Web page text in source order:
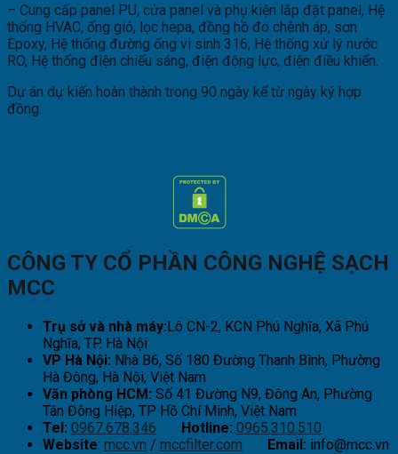
– Cung cấp panel PU, cửa panel và phụ kiện lắp đặt panel, Hệ
thống HVAC, ống gió, lọc hepa, đồng hồ đo chênh áp, sơn
Epoxy, Hệ thống đường ống vi sinh 316, Hệ thống xử lý nước
RO, Hệ thống điện chiếu sáng, điện động lực, điện điều khiển.
Dự án dự kiến hoàn thành trong 90 ngày kể từ ngày ký hợp
đồng.
CÔNG TY CỔ PHẦN CÔNG NGHỆ SẠCH
MCC
Trụ sở và nhà máy:Lô CN-2, KCN Phú Nghĩa, Xã Phú
Nghĩa, TP. Hà Nội
VP Hà Nội: Nhà B6, Số 180 Đường Thanh Bình, Phường
Hà Đông, Hà Nội, Việt Nam
Văn phòng HCM: Số 41 Đường N9, Đông An, Phường
Tân Đông Hiệp, TP Hồ Chí Minh, Việt Nam
Tel: 0967.678.346 Hotline: 0965.310.510
Website: mcc.vn / mccfilter.com Email: info@mcc.vn